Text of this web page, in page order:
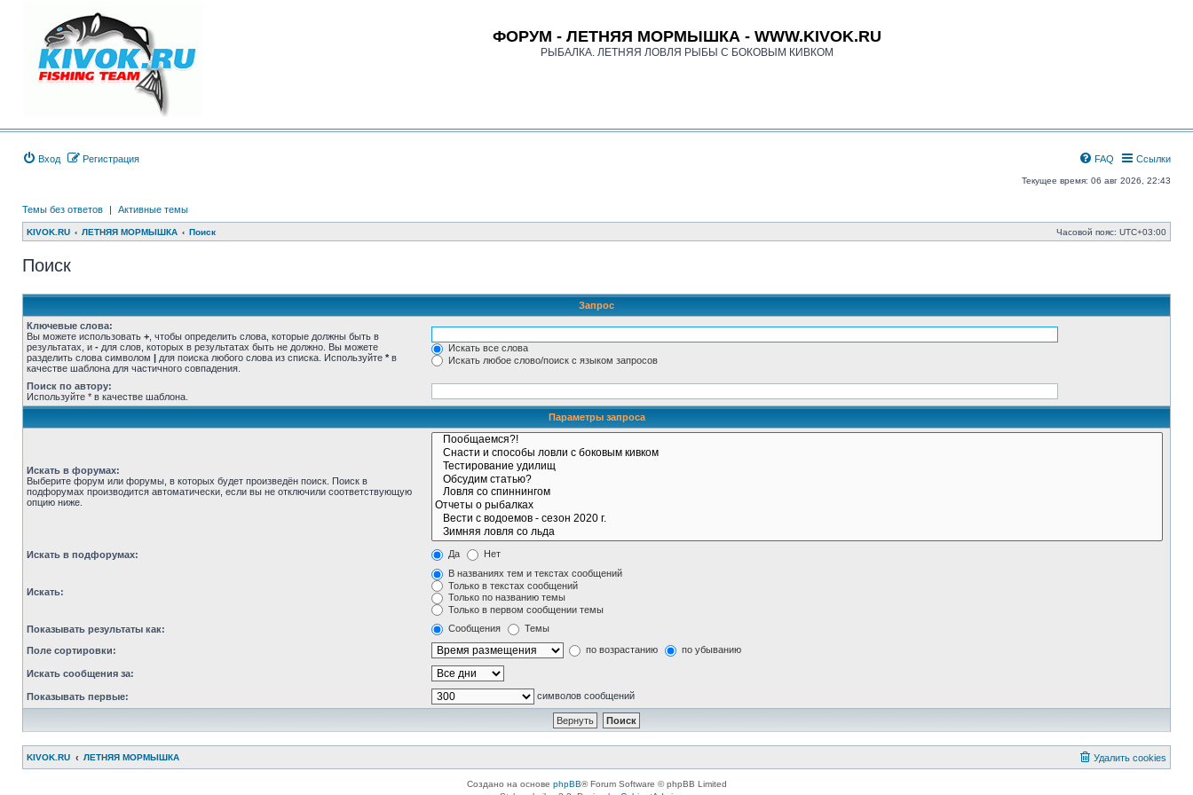
ФОРУМ - ЛЕТНЯЯ МОРМЫШКА - WWW.KIVOK.RU
РЫБАЛКА. ЛЕТНЯЯ ЛОВЛЯ РЫБЫ С БОКОВЫМ КИВКОМ
Вход Регистрация Ссылки
FAQ
Текущее время: 06 авг 2026, 22:43
Темы без ответов | Активные темы
KIVOK.RU ЛЕТНЯЯ МОРМЫШКА Поиск Часовой пояс: UTC+03:00
Поиск
Запрос
Ключевые слова:
Вы можете использовать + , чтобы определить слова, которые должны быть в
результатах, и - для слов, которых в результатах быть не должно. Вы можете
разделить слова символом | для поиска любого слова из списка. Используйте * в
качестве шаблона для частичного совпадения.
Искать все слова
Искать любое слово/поиск с языком запросов
Поиск по автору:
Используйте * в качестве шаблона.
Параметры запроса
Искать в форумах:
Выберите форум или форумы, в которых будет произведён поиск. Поиск в
подфорумах производится автоматически, если вы не отключили соответствующую
опцию ниже.
Искать в подфорумах: Да Нет
Искать:
В названиях тем и текстах сообщений
Только в текстах сообщений
Только по названию темы
Только в первом сообщении темы
Показывать результаты как:
Сообщения Темы
Поле сортировки: по возрастанию по убыванию
Искать сообщения за:
Показывать первые: символов сообщений
KIVOK.RU ЛЕТНЯЯ МОРМЫШКА Удалить cookies
Создано на основе phpBB® Forum Software © phpBB Limited